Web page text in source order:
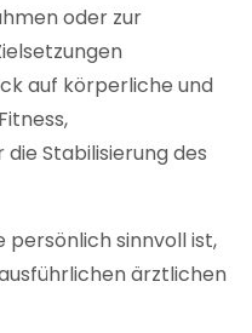
oder zur
auf körperliche und
Stabilisierung des
persönlich sinnvoll ist,
ärztlichen